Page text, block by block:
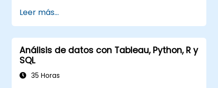
Leer más...
Análisis de datos con Tableau, Python, R y
SQL
35 Horas